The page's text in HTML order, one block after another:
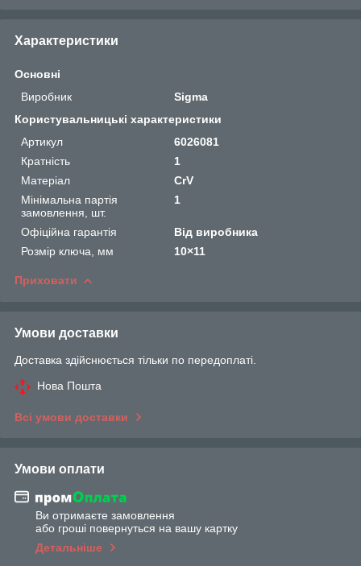
Характеристики
Основні
Виробник
Sigma
Користувальницькі характеристики
Артикул
6026081
Кратність
1
Матеріал
CrV
Мінімальна партія
замовлення, шт.
1
Офіційна гарантія
Від виробника
Розмір ключа, мм
10×11
Приховати
Умови доставки
Доставка здійснюється тільки по передоплаті.
Нова Пошта
Всі умови доставки
Умови оплати
Ви отримаєте замовлення
або гроші повернуться на вашу картку
Детальніше